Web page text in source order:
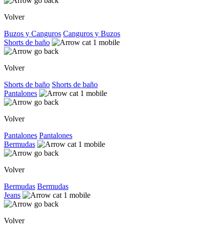
Volver
Buzos y Canguros Canguros y Buzos
Shorts de baño
Volver
Shorts de baño Shorts de baño
Pantalones
Volver
Pantalones Pantalones
Bermudas
Volver
Bermudas Bermudas
Jeans
Volver